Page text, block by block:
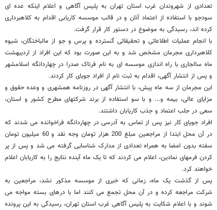
تعدادی از شهروندان غرب استان تهران به پلیس آگاهی و اعلام اینکه عده ای
سودجو با استفاده از اعتماد آنان و در قالب موسسه کاریابی اقدام به کلاهبرداری
کرده اند، رسیدگی به موضوع در دستور کار قرار گرفت.
با انجام عملیات اطلاعاتی و تحقیقاتی گسترده و پرس و جو از مالباختگان، شیوه
کلاهبرداری مجرمان مشخص شد و به این صورت بود که این افراد از اردیبهشت
ماه سالجاری با راه اندازی موسسه ای به نام فرتاک صدرا در چهاردانگه اسلامشهر
و پس از انتشار آگهی، اقدام به ثبت نام از افراد جویای کار کردند.
این مجرمان از سه ماه پیش، با انتشار آگهی در روزنامه همشهری و وعده حقوق و
مزایای عالی، بیمه و... و با سو استفاده از برند شرکتهای مطرح کشور و استان،
سعی در جلب اعتماد و جذب کاریابان داشتند.
افراد جویای کار نیز پس از تماس به آدرسی در چهاردانگه فراخوانده می شدند که
در آن محل ابتدا از مراجعین مبلغ 200 هزار تومان وجه نقد و 60 میلیون تومان
سفته بدون امضا به همراه تعدادی از مدارک شناسایی گرفته می شد و پس از پر
کردن فرمهای نمادین، اعلام می کردند که تا یک ماه آینده نتایج را به کاریابان اعلام
خواهند کرد.
پس از گذشت یک ماه، زمانی که خبری از موسسه مذکور نشد، مراجعین به
شرکت مراجعه کرده و در آن محل تجمع می کنند اما با درهای بسته مواجه می
شوند و با اعلام شکایت به پلیس آگاهی غرب استان تهران، رسیدگی به این پرونده